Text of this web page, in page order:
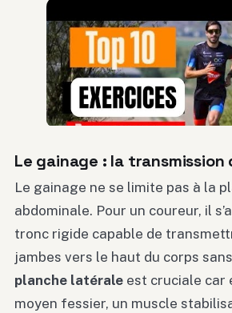
Le gainage : la
Le gainage ne se limite pas à la
abdominale. Pour un coureur, il
tronc rigide capable de
jambes vers le haut du corps
planche latérale est cruciale car
moyen fessier, un muscle